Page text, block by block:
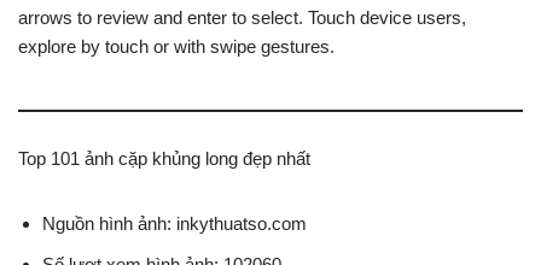
arrows to review and enter to select. Touch device users,
explore by touch or with swipe gestures.
Top 101 ảnh cặp khủng long đẹp nhất
Nguồn hình ảnh: inkythuatso.com